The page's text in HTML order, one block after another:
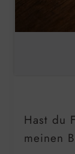
Hast du
meinen